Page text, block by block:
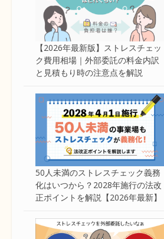
【2026年最新版】ストレスチェッ
ク費用相場｜外部委託の料金内訳
と見積もり時の注意点を解説
50人未満のストレスチェック義務
化はいつから？2028年施行の法改
正ポイントを解説【2026年最新】